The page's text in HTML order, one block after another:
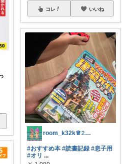
コレ いいね
room_k32k♕𝟸𝕞𝕒𝕞𝕒
#おすすめ本 #読書記録 #息子用
#オリ ...